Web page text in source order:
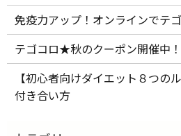
免疫力アップ！オンラインでテ
テゴコロ★秋のクーポン開催中！
【初心者向けダイエット８つ
付き合い方